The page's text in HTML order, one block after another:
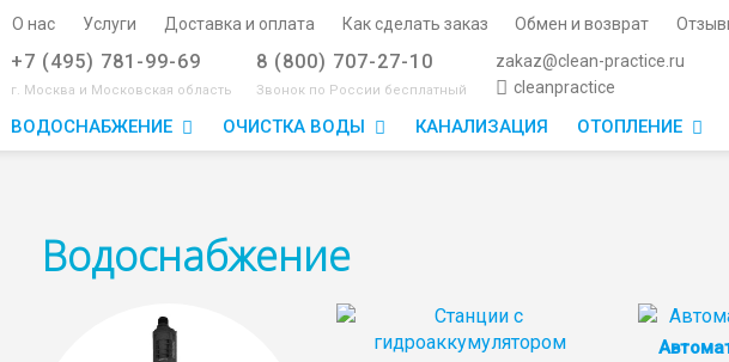
О нас Услуги Доставка и оплата Как сделать заказ Обмен и возврат
+7 (495) 781-99-69
г. Москва и Московская область
8 (800) 707-27-10
Звонок по России бесплатный
zakaz@clean-practice.ru
cleanpractice
ВОДОСНАБЖЕНИЕ ОЧИСТКА ВОДЫ КАНАЛИЗАЦИЯ ОТОПЛЕНИЕ
Водоснабжение